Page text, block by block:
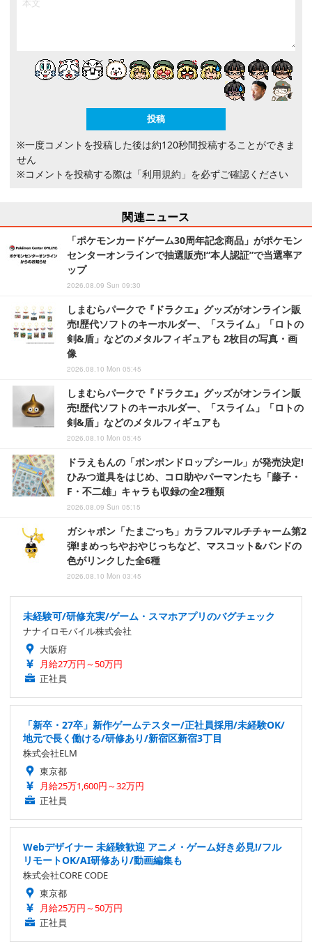
※一度コメントを投稿した後は約120秒間投稿することができま
せん
※コメントを投稿する際は 「利用規約」 を必ずご確認ください
関連ニュース
「ポケモンカードゲーム30周年記念商品」がポケモン
センターオンラインで抽選販売!“本人認証”で当選率ア
ップ
2026.08.09 Sun 09:30
しまむらパークで『ドラクエ』グッズがオンライン販
売!歴代ソフトのキーホルダー、「スライム」「ロトの
剣&盾」などのメタルフィギュアも 2枚目の写真・画
像
2026.08.10 Mon 05:45
しまむらパークで『ドラクエ』グッズがオンライン販
売!歴代ソフトのキーホルダー、「スライム」「ロトの
剣&盾」などのメタルフィギュアも
2026.08.10 Mon 05:45
ドラえもんの「ボンボンドロップシール」が発売決定!
ひみつ道具をはじめ、コロ助やパーマンたち「藤子・
F・不二雄」キャラも収録の全2種類
2026.08.09 Sun 05:15
ガシャポン「たまごっち」カラフルマルチチャーム第2
弾!まめっちやおやじっちなど、マスコット&バンドの
色がリンクした全6種
2026.08.10 Mon 03:45
未経験可/研修充実/ゲーム・スマホアプリのバグチェック
ナナイロモバイル株式会社
大阪府
月給27万円～50万円
正社員
「新卒・27卒」新作ゲームテスター/正社員採用/未経験OK/
地元で長く働ける/研修あり/新宿区新宿3丁目
株式会社ELM
東京都
月給25万1,600円～32万円
正社員
Webデザイナー 未経験歓迎 アニメ・ゲーム好き必見!/フル
リモートOK/AI研修あり/動画編集も
株式会社CORE CODE
東京都
月給25万円～50万円
正社員